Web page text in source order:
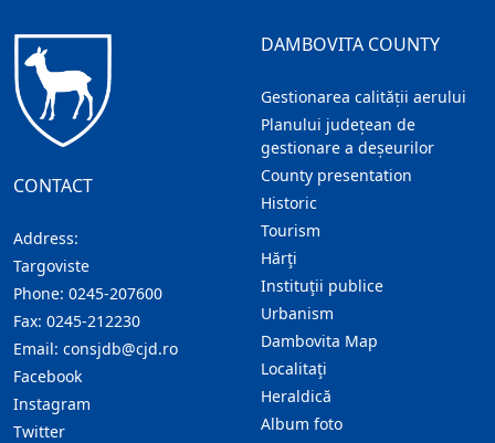
CONTACT
Address:
Targoviste
Phone: 0245-207600
Fax: 0245-212230
Email: consjdb@cjd.ro
Facebook
Instagram
Twitter
DAMBOVITA COUNTY
Gestionarea calității aerului
Planului județean de
gestionare a deșeurilor
County presentation
Historic
Tourism
Hărţi
Instituţii publice
Urbanism
Dambovita Map
Localitaţi
Heraldică
Album foto